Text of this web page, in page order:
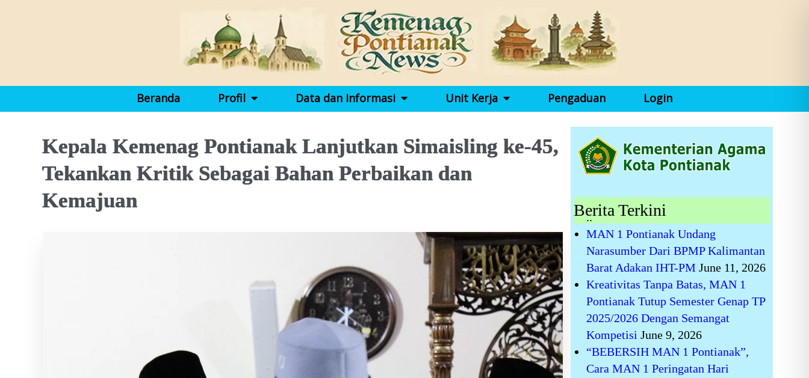
Beranda Profil Data dan Informasi Unit Kerja Pengaduan Login
Kepala Kemenag Pontianak Lanjutkan Simaisling ke-45,
Tekankan Kritik Sebagai Bahan Perbaikan dan
Kemajuan
Berita Terkini
..
MAN 1 Pontianak Undang
Narasumber Dari BPMP Kalimantan
Barat Adakan IHT-PM June 11, 2026
Kreativitas Tanpa Batas, MAN 1
Pontianak Tutup Semester Genap TP
2025/2026 Dengan Semangat
Kompetisi June 9, 2026
“BEBERSIH MAN 1 Pontianak”,
Cara MAN 1 Peringatan Hari